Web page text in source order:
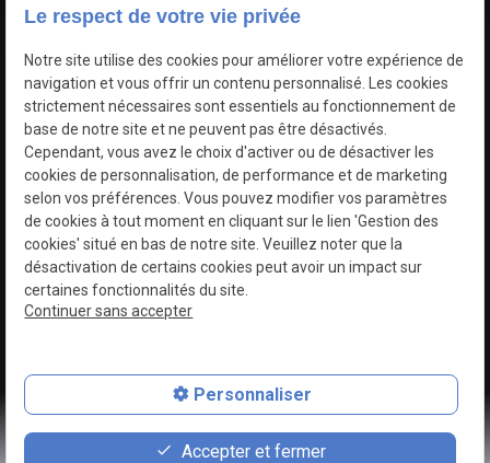
Accueil
Mon
cabinet
Chirurgie
esthétique
Médecine
esthétique
Chirurgie plastique
Actualités
Mentions
légales
Politique de
confidentialité
Gestion
Plan du
place contact_page phone
Le respect de votre vie privée
Notre site utilise des cookies pour améliorer votre expérience de
navigation et vous offrir un contenu personnalisé. Les cookies
strictement nécessaires sont essentiels au fonctionnement de
base de notre site et ne peuvent pas être désactivés.
Cependant, vous avez le choix d'activer ou de désactiver les
cookies de personnalisation, de performance et de marketing
selon vos préférences. Vous pouvez modifier vos paramètres
de cookies à tout moment en cliquant sur le lien 'Gestion des
cookies' situé en bas de notre site. Veuillez noter que la
désactivation de certains cookies peut avoir un impact sur
certaines fonctionnalités du site.
Continuer sans accepter
Personnaliser
Accepter et fermer